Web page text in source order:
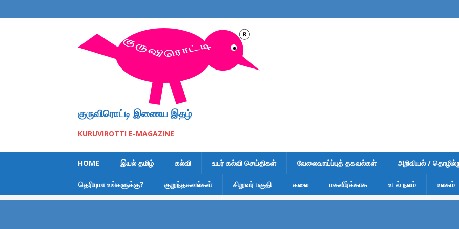
குருவிரொட்டி இணைய இதழ்
KURUVIROTTI E-MAGAZINE
HOME இயல் தமிழ் கல்வி உயர் கல்வி செய்திகள் வேலைவாய்ப்புத் தகவல்கள் அறிவியல் /
தெரியுமா உங்களுக்கு? குறுந்தகவல்கள் சிறுவர் பகுதி கலை மகளிர்க்காக உடல் நலம் உலகம்